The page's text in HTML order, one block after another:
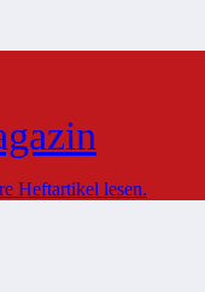
Heftartikel lesen.